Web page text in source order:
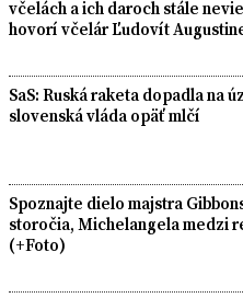
včelách a ich daroch stále
hovorí včelár Ľudovít
SaS: Ruská raketa dopadla na
slovenská vláda opäť mlčí
Spoznajte dielo majstra
storočia, Michelangela medzi
(+Foto)